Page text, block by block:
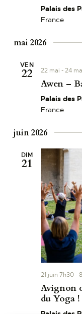
Palais des
France
mai 2026
VEN
22
Awen –
22 mai -24
Palais des
France
juin 2026
DIM
21
Avignon
du Yoga !
21 juin 7h30-